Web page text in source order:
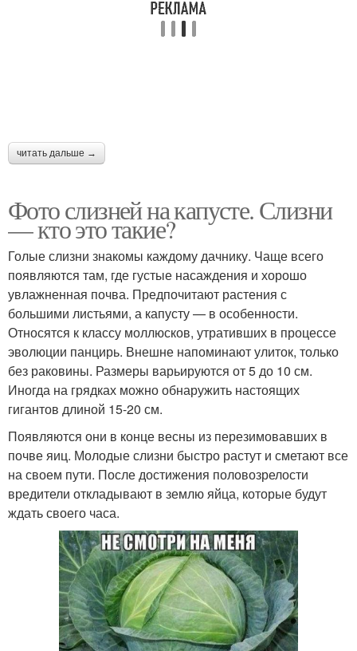
читать дальше →
Фото слизней на капусте. Слизни
— кто это такие?
Голые слизни знакомы каждому дачнику. Чаще всего
появляются там, где густые насаждения и хорошо
увлажненная почва. Предпочитают растения с
большими листьями, а капусту — в особенности.
Относятся к классу моллюсков, утративших в процессе
эволюции панцирь. Внешне напоминают улиток, только
без раковины. Размеры варьируются от 5 до 10 см.
Иногда на грядках можно обнаружить настоящих
гигантов длиной 15-20 см.
Появляются они в конце весны из перезимовавших в
почве яиц. Молодые слизни быстро растут и сметают все
на своем пути. После достижения половозрелости
вредители откладывают в землю яйца, которые будут
ждать своего часа.